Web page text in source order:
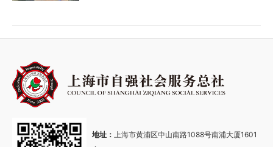
地址： 上海市黄浦区中山南路1088号南浦大厦1601